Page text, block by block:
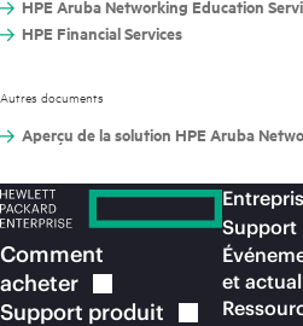
HPE Aruba Networking Education
HPE Financial Services
Autres documents
Aperçu de la solution HPE Aruba
Comment
acheter
Support produit
Support
et